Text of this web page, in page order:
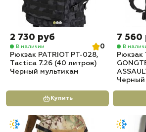
2 730 руб
В наличии
0
Рюкзак PATRIOT РТ-028,
Tactica 7.26 (40 литров)
Черный мультикам
Купить
7 560
В
Рюкзак
Черный